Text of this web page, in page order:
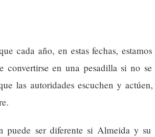
cada año, en estas fechas,
convertirse en una pesadilla si no
las autoridades escuchen y
ser diferente si Almeida y su